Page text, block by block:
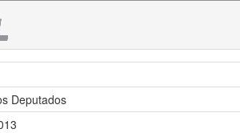
Deputados